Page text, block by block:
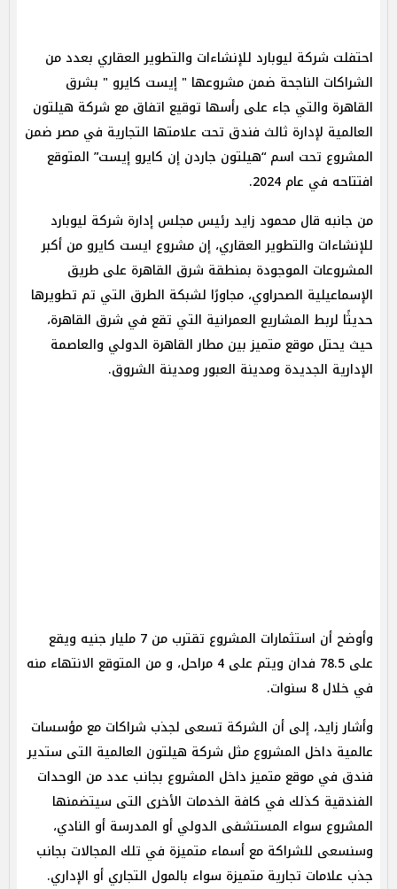
احتفلت شركة ليوبارد للإنشاءات والتطوير العقاري بعدد من
الشراكات الناجحة ضمن مشروعها " إيست كايرو " بشرق
القاهرة والتي جاء على رأسها توقيع اتفاق مع شركة هيلتون
العالمية لإدارة ثالث فندق تحت علامتها التجارية في مصر ضمن
المشروع تحت اسم “هيلتون جاردن إن كايرو إيست” المتوقع
افتتاحه في عام 2024.
من جانبه قال محمود زايد رئيس مجلس إدارة شركة ليوبارد
للإنشاءات والتطوير العقاري، إن مشروع ايست كايرو من أكبر
المشروعات الموجودة بمنطقة شرق القاهرة على طريق
الإسماعيلية الصحراوي، مجاورًا لشبكة الطرق التي تم تطويرها
حديثًا لربط المشاريع العمرانية التي تقع في شرق القاهرة،
حيث يحتل موقع متميز بين مطار القاهرة الدولي والعاصمة
الإدارية الجديدة ومدينة العبور ومدينة الشروق.
وأوضح أن استثمارات المشروع تقترب من 7 مليار جنيه ويقع
على 78.5 فدان ويتم على 4 مراحل، و من المتوقع الانتهاء منه
في خلال 8 سنوات.
وأشار زايد، إلى أن الشركة تسعى لجذب شراكات مع مؤسسات
عالمية داخل المشروع مثل شركة هيلتون العالمية التى ستدير
فندق في موقع متميز داخل المشروع بجانب عدد من الوحدات
الفندقية كذلك في كافة الخدمات الأخرى التى سيتضمنها
المشروع سواء المستشفى الدولي أو المدرسة أو النادي،
وسنسعى للشراكة مع أسماء متميزة في تلك المجالات بجانب
جذب علامات تجارية متميزة سواء بالمول التجاري أو الإداري.